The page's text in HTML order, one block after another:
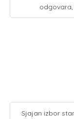
Sjajan izbor